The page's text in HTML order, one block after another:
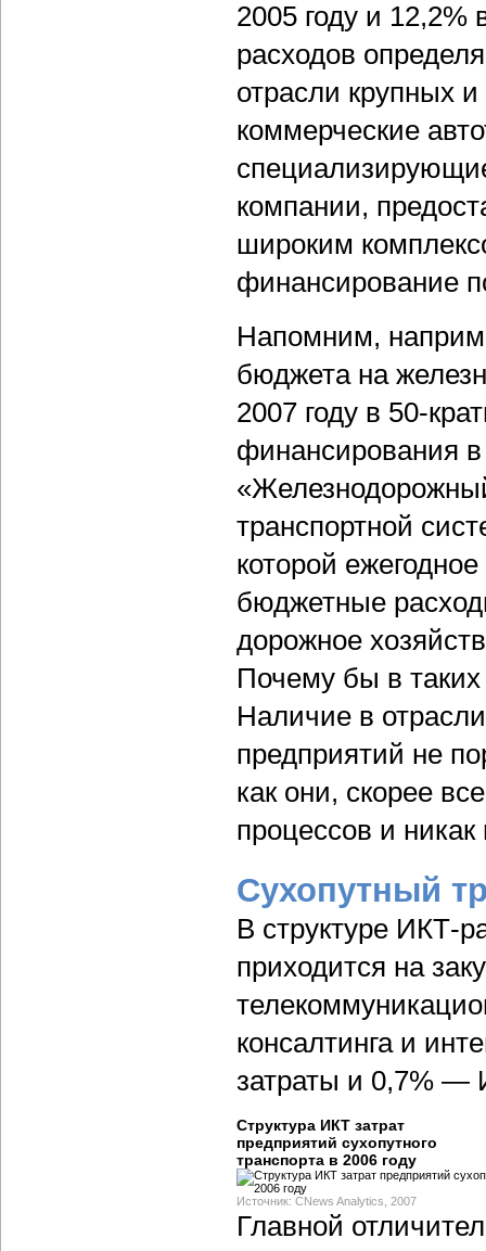
2005 году и 12,2%
расходов
отрасли крупных
коммерческие
компании,
широким
финансирование
Напомним,
бюджета на
2007 году в 50-
финансирования
транспортной
которой
бюджетные
дорожное
Почему бы в
Наличие в
предприятий не
как они, скорее
процессов и
Сухопутный
В структуре ИКТ-
приходится на
консалтинга и
затраты и 0,7% —
Структура ИКТ затрат
предприятий сухопутного
транспорта в 2006 году
Источник: CNews Analytics, 2007
Главной